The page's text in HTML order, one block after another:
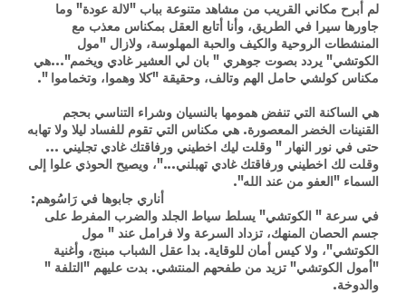
لم أبرح مكاني القريب من مشاهد متنوعة بباب "لالة عودة" وما
جاورها سيرا في الطريق، وأنا أتابع العقل بمكناس معذب مع
المنشطات الروحية والكيف والحبة المهلوسة، ولازال "مول
الكوتشي" يردد بصوت جوهري " بان لي العشير غادي ويخمم"...هي
مكناس كولشي حامل الهم وتالف، وحقيقة "كلا وهموا، وتخماموا ".
هي الساكنة التي تنفض همومها بالنسيان وشراء التناسي بحجم
القنينات الخضر المعصورة. هي مكناس التي تقوم للفساد ليلا ولا تهابه
حتى في نور النهار " وقلت ليك اخطيني ورفاقتك غادي تجليني ...
وقلت لك اخطيني ورفاقتك غادي تهبلني..."، ويصيح الحوذي علوا إلى
السماء "العفو من عند الله".
أناري جابوها في رَاسُوهم:
في سرعة " الكوتشي" يسلط سياط الجلد والضرب المفرط على
جسم الحصان المنهك، تزداد السرعة ولا فرامل عند " مول
الكوتشي"، ولا كيس أمان للوقاية. بدا عقل الشباب مبنج، وأغنية
"أمول الكوتشي" تزيد من طفحهم المنتشي. بدت عليهم "التلفة "
والدوخة.